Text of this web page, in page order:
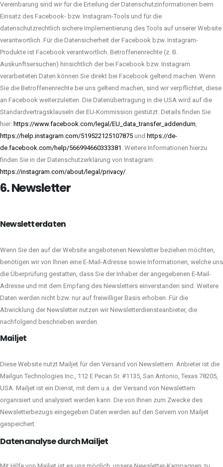
Vereinbarung sind wir für die Erteilung der Datenschutzinformationen beim
Einsatz des Facebook- bzw. Instagram-Tools und für die
datenschutzrechtlich sichere Implementierung des Tools auf unserer Website
verantwortlich. Für die Datensicherheit der Facebook bzw. Instagram-
Produkte ist Facebook verantwortlich. Betroffenenrechte (z. B.
Auskunftsersuchen) hinsichtlich der bei Facebook bzw. Instagram
verarbeiteten Daten können Sie direkt bei Facebook geltend machen. Wenn
Sie die Betroffenenrechte bei uns geltend machen, sind wir verpflichtet, diese
an Facebook weiterzuleiten. Die Datenübertragung in die USA wird auf die
Standardvertragsklauseln der EU-Kommission gestützt. Details finden Sie
hier: https://www.facebook.com/legal/EU_data_transfer_addendum,
https://help.instagram.com/519522125107875 und https://de-
de.facebook.com/help/566994660333381 . Weitere Informationen hierzu
finden Sie in der Datenschutzerklärung von Instagram:
https://instagram.com/about/legal/privacy/.
6. Newsletter
Newsletter­daten
Wenn Sie den auf der Website angebotenen Newsletter beziehen möchten,
benötigen wir von Ihnen eine E-Mail-Adresse sowie Informationen, welche uns
die Überprüfung gestatten, dass Sie der Inhaber der angegebenen E-Mail-
Adresse und mit dem Empfang des Newsletters einverstanden sind. Weitere
Daten werden nicht bzw. nur auf freiwilliger Basis erhoben. Für die
Abwicklung der Newsletter nutzen wir Newsletterdiensteanbieter, die
nachfolgend beschrieben werden.
Mailjet
Diese Website nutzt Mailjet für den Versand von Newslettern. Anbieter ist die
Mailgun Technologies Inc., 112 E Pecan Sr. #1135, San Antonio, Texas 78205,
USA. Mailjet ist ein Dienst, mit dem u.a. der Versand von Newslettern
organisiert und analysiert werden kann. Die von Ihnen zum Zwecke des
Newsletterbezugs eingegeben Daten werden auf den Servern von Mailjet
gespeichert.
Datenanalyse durch Mailjet